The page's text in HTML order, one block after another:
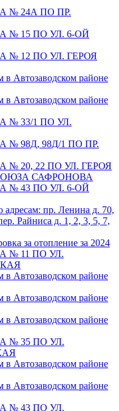
№ 24А ПО ПР.
15 ПО УЛ. 6-ОЙ
12 ПО УЛ. ГЕРОЯ
Автозаводском районе
Автозаводском районе
33/1 ПО УЛ.
98Д, 98Д/1 ПО ПР.
20, 22 ПО УЛ. ГЕРОЯ
САФРОНОВА
43 ПО УЛ. 6-ОЙ
пр. Ленина д. 70,
Райниса д. 1, 2, 3, 5, 7,
за отопление за 2024
№ 11 ПО УЛ.
Автозаводском районе
Автозаводском районе
Автозаводском районе
№ 35 ПО УЛ.
Автозаводском районе
Автозаводском районе
№ 43 ПО УЛ.